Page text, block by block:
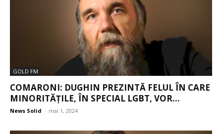
GOLD FM
COMARONI: DUGHIN PREZINTĂ FELUL ÎN CARE
MINORITĂȚILE, ÎN SPECIAL LGBT, VOR...
News Solid - mai 1, 2024